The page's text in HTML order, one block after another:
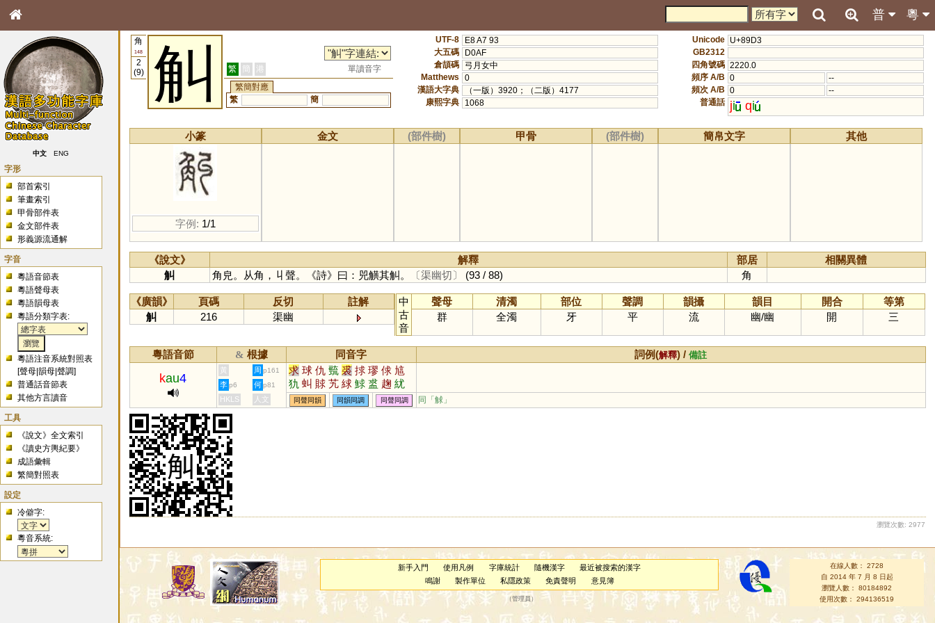
粵
普
中文 ENG
字形
部首索引
筆畫索引
甲骨部件表
金文部件表
形義源流通解
字音
粵語音節表
粵語聲母表
粵語韻母表
粵語分類字表:
粵語注音系統對照表
[聲母 |韻母 |聲調]
普通話音節表
其他方言讀音
工具
《說文》全文索引
《讀史方輿紀要》
成語彙輯
繁簡對照表
設定
冷僻字:
粵音系統:
角
148
2
(9)
觓 繁 簡 港
單讀音字
繁簡對應
繁
簡
UTF-8
E8 A7 93
大五碼
D0AF
倉頡碼
弓月女中
Matthews
0
漢語大字典
（一版）3920；（二版）4177
康熙字典
1068
Unicode U+89D3
GB2312
四角號碼 2220.0
頻序 A/B 0
--
頻次 A/B 0
--
普通話 ji qi
小篆
字例: 1/1
金文 (部件樹) 甲骨 (部件樹) 簡帛文字 其他
《說文》 解釋 部居
相關異體
觓
角皃。从角，丩聲。《詩》曰：兕觵其觓。 〔渠幽切〕 (93 / 88) 角
《廣韻》 頁碼 反切
註解
觓
216 渠幽
中
古
音
聲母 清濁 部位 聲調 韻攝 韻目 開合
等第
群
全濁 牙 平 流 幽/幽 開 三
粵語音節 & 根據 同音字 詞例(解釋) /備註
kau4
黃 周 p161 求 球 仇 巰 裘 捄 璆 俅 訄
犰 虯 賕 艽 絿 鯄 盚 趜 紌
莍 殏 頄 釓 鼽 銶 觩 蛷 釚
毬 朹 逑 梂 厹
李 p6 何 p81
HKLS 人文 同聲同韻 同韻同調 同聲同調 同「觩 」
瀏覽次數: 2977
新手入門 使用凡例 字庫統計 隨機漢字
最近被搜索的漢字
鳴謝
製作單位 私隱政策 免責聲明 意見簿
（管理員 ）
在線人數： 2728
自 2014 年 7 月 8 日起
瀏覽人數： 80184892
使用次數： 294136519